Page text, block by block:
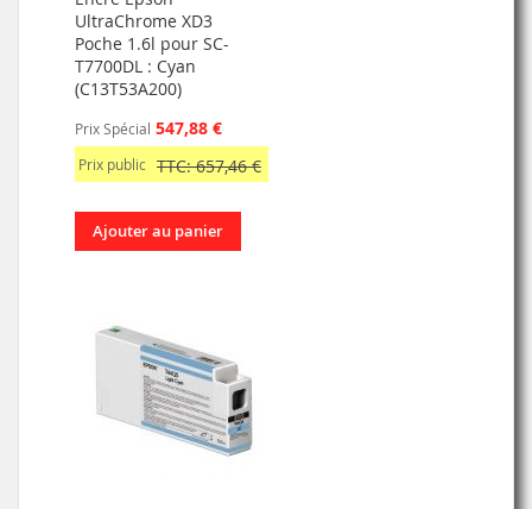
UltraChrome XD3
Poche 1.6l pour SC-
T7700DL : Cyan
(C13T53A200)
Prix Spécial 547,88 €
Prix public TTC: 657,46 €
Ajouter au panier